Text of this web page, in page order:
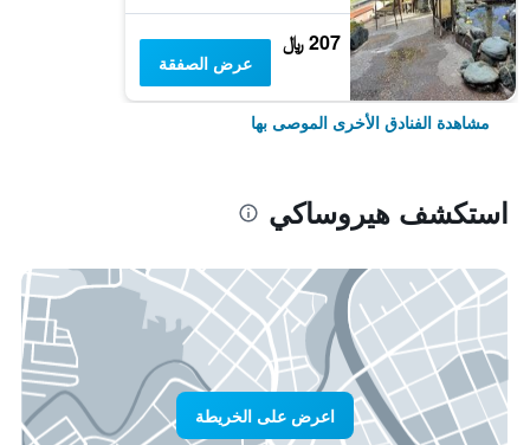
207 ﷼
عرض الصفقة
مشاهدة الفنادق الأخرى الموصى بها
استكشف هيروساكي
اعرض على الخريطة